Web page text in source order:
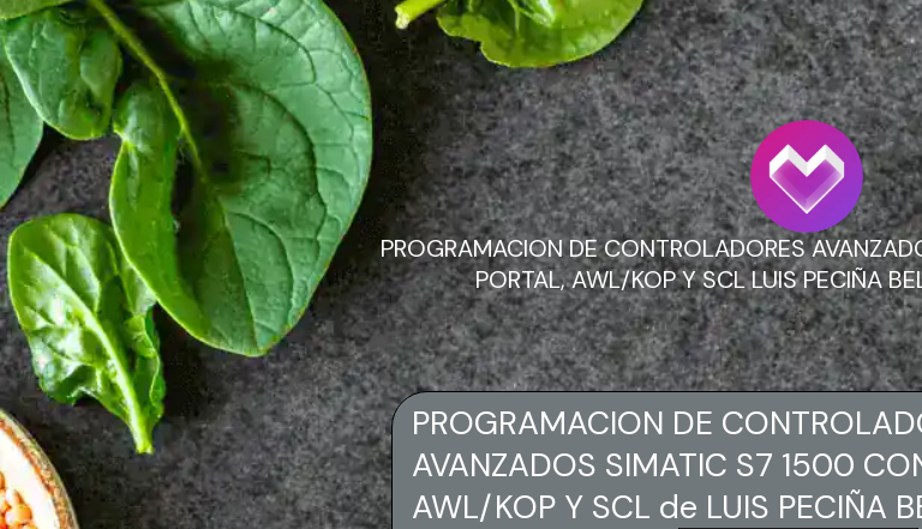
PROGRAMACION DE CONTROLADORES
PORTAL, AWL/KOP Y SCL LUIS PECIÑA
PROGRAMACION DE
AVANZADOS SIMATIC S7 1500
AWL/KOP Y SCL de LUIS PECIÑA